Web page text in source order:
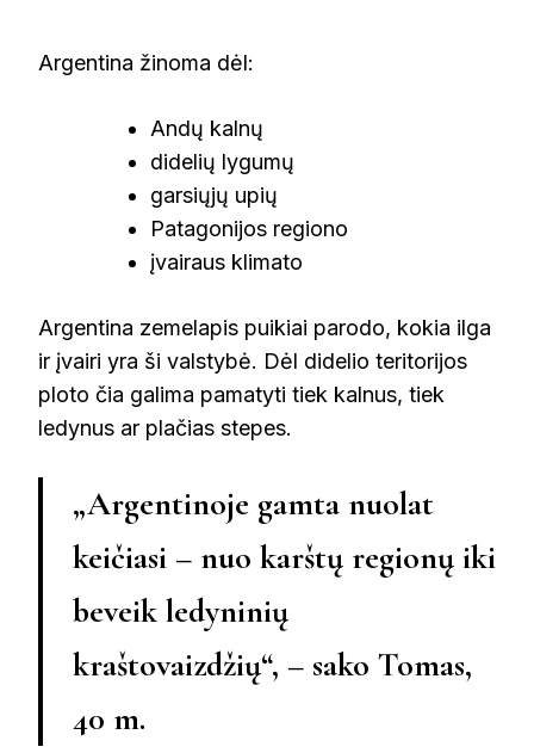
Argentina žinoma dėl:
Andų kalnų
didelių lygumų
garsiųjų upių
Patagonijos regiono
įvairaus klimato
Argentina zemelapis puikiai parodo, kokia ilga
ir įvairi yra ši valstybė. Dėl didelio teritorijos
ploto čia galima pamatyti tiek kalnus, tiek
ledynus ar plačias stepes.
„Argentinoje gamta nuolat
keičiasi – nuo karštų regionų iki
beveik ledyninių
kraštovaizdžių“, – sako Tomas,
40 m.